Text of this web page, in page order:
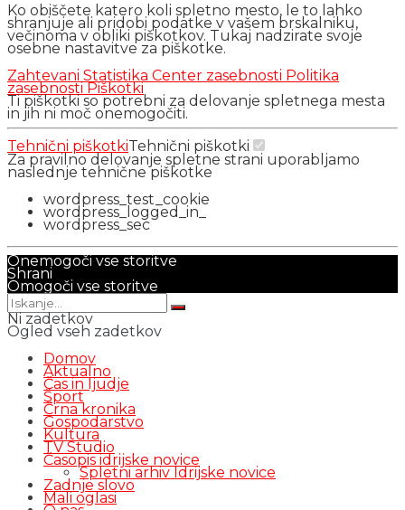
Ko obiščete katero koli spletno mesto, le to lahko
shranjuje ali pridobi podatke v vašem brskalniku,
večinoma v obliki piškotkov. Tukaj nadzirate svoje
osebne nastavitve za piškotke.
Zahtevani Statistika Center zasebnosti Politika
zasebnostiPiškotki
Ti piškotki so potrebni za delovanje spletnega mesta
in jih ni moč onemogočiti.
Tehnični piškotkiTehnični piškotki
Za pravilno delovanje spletne strani uporabljamo
naslednje tehnične piškotke
wordpress_test_cookie
wordpress_logged_in_
wordpress_sec
Onemogoči vse storitve
Shrani
Omogoči vse storitve
Ni zadetkov
Ogled vseh zadetkov
Domov
Aktualno
Čas in ljudje
Šport
Črna kronika
Gospodarstvo
Kultura
TV Studio
Časopis idrijske novice
Spletni arhiv Idrijske novice
Zadnje slovo
Mali oglasi